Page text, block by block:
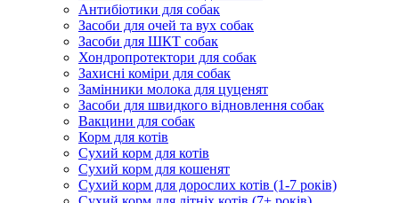
Антибіотики для собак
Засоби для очей та вух собак
Засоби для ШКТ собак
Хондропротектори для собак
Захисні коміри для собак
Замінники молока для цуценят
Засоби для швидкого відновлення собак
Вакцини для собак
Корм для котів
Сухий корм для котів
Сухий корм для кошенят
Сухий корм для дорослих котів (1-7 років)